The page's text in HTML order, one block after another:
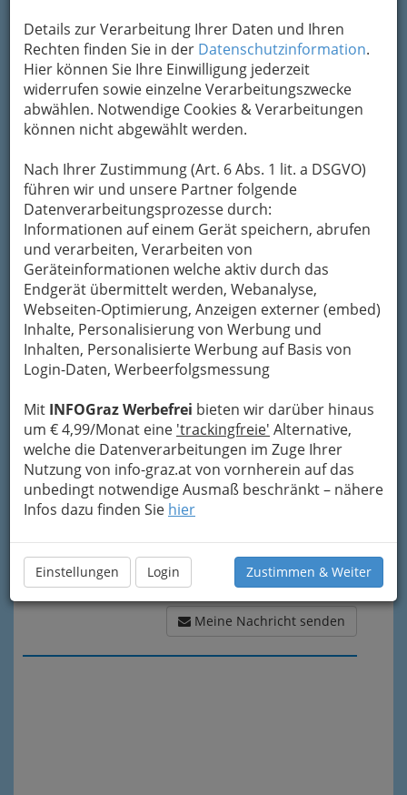
Details zur Verarbeitung Ihrer Daten und Ihren
Rechten finden Sie in der Datenschutzinformation.
Hier können Sie Ihre Einwilligung jederzeit
widerrufen sowie einzelne Verarbeitungszwecke
abwählen. Notwendige Cookies & Verarbeitungen
können nicht abgewählt werden.
Nach Ihrer Zustimmung (Art. 6 Abs. 1 lit. a DSGVO)
führen wir und unsere Partner folgende
Datenverarbeitungsprozesse durch:
Informationen auf einem Gerät speichern, abrufen
und verarbeiten, Verarbeiten von
Geräteinformationen welche aktiv durch das
Endgerät übermittelt werden, Webanalyse,
Webseiten-Optimierung, Anzeigen externer (embed)
Inhalte, Personalisierung von Werbung und
Inhalten, Personalisierte Werbung auf Basis von
Login-Daten, Werbeerfolgsmessung
Mit INFOGraz Werbefrei bieten wir darüber hinaus
um € 4,99/Monat eine 'trackingfreie' Alternative,
welche die Datenverarbeitungen im Zuge Ihrer
Nutzung von info-graz.at von vornherein auf das
unbedingt notwendige Ausmaß beschränkt – nähere
Infos dazu finden Sie hier
Einstellungen Login Zustimmen & Weiter
Kontaktaufnahme
Um die Info-Graz Firmenvor Spam-Mails zu
bewahren, verwenden wir an dieser Stelle zur
Übermittlung Ihrer Nachricht ein sicheres
Formular. Ihre Nachricht wird nach dem
Absenden umgehend per Mail an das
Glantschnig weitergeleitet.
Mein Name
Meine Email Adresse
Mein Betreff
Meine Nachricht
Meine Nachricht senden